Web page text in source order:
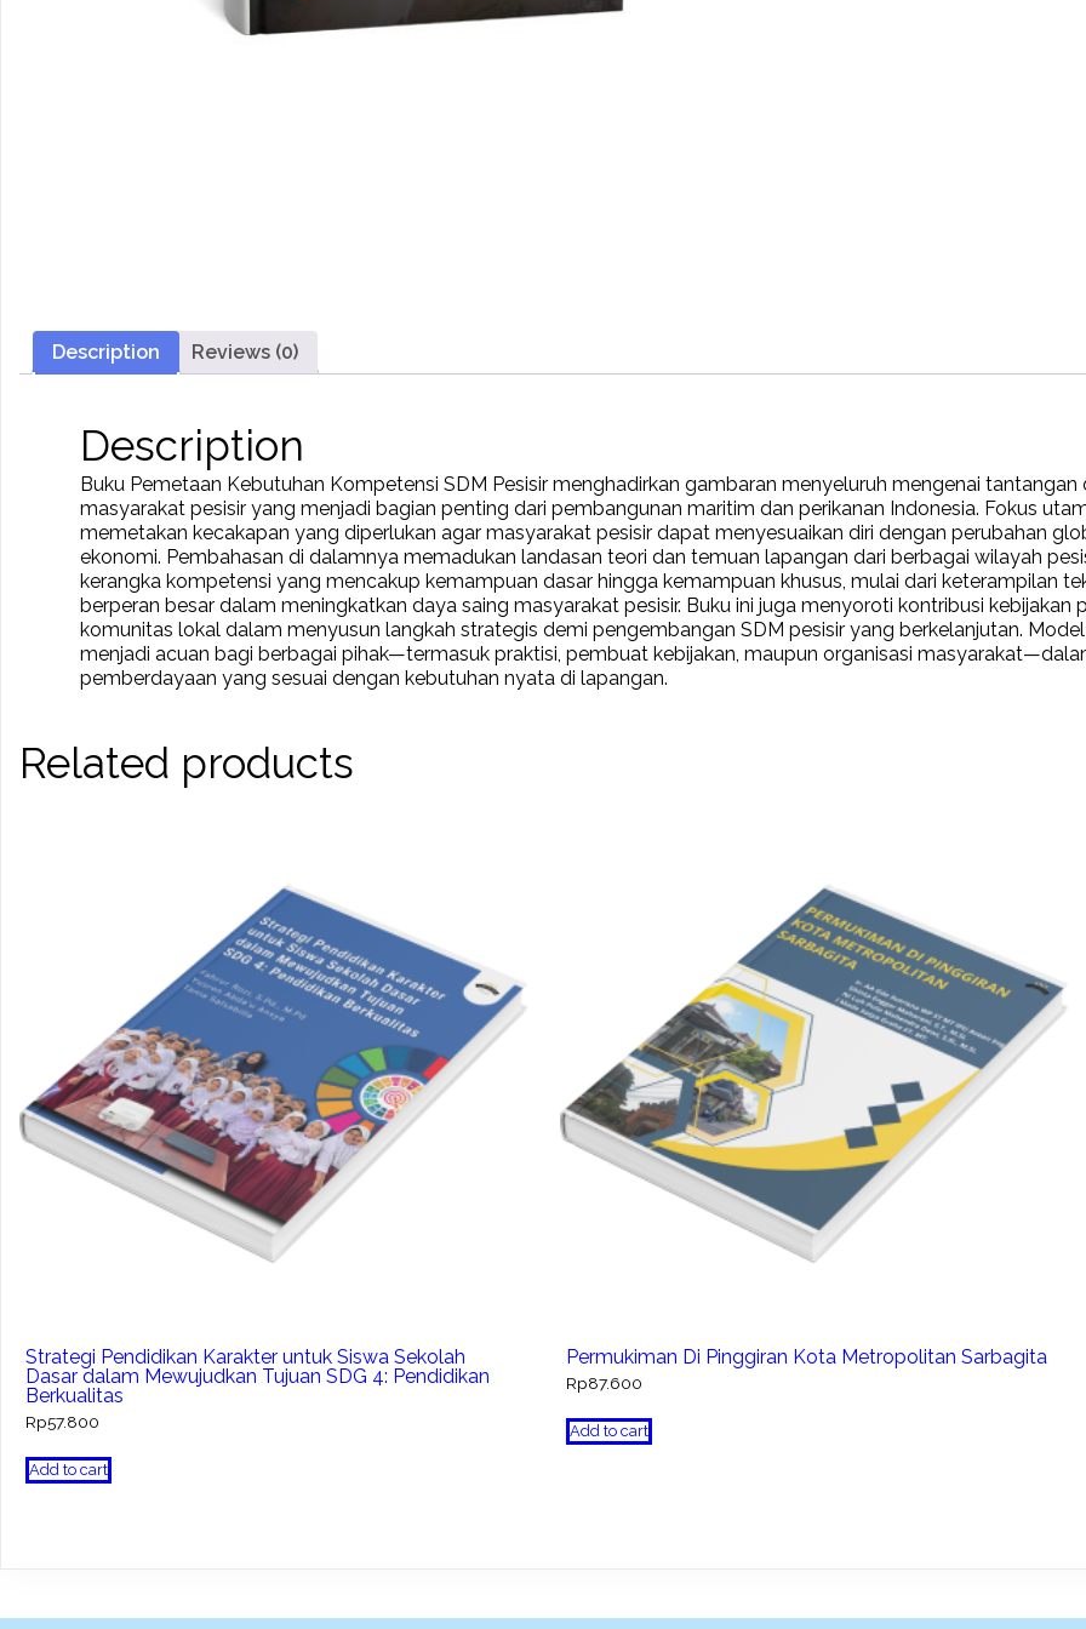
Description Reviews (0)
Description
Buku Pemetaan Kebutuhan Kompetensi SDM Pesisir menghadirkan gambaran menyeluruh mengenai
masyarakat pesisir yang menjadi bagian penting dari pembangunan maritim dan perikanan Indonesia. Fokus
memetakan kecakapan yang diperlukan agar masyarakat pesisir dapat menyesuaikan diri dengan perubahan
ekonomi. Pembahasan di dalamnya memadukan landasan teori dan temuan lapangan dari berbagai wilayah
kerangka kompetensi yang mencakup kemampuan dasar hingga kemampuan khusus, mulai dari keterampilan
berperan besar dalam meningkatkan daya saing masyarakat pesisir. Buku ini juga menyoroti kontribusi
komunitas lokal dalam menyusun langkah strategis demi pengembangan SDM pesisir yang berkelanjutan.
menjadi acuan bagi berbagai pihak—termasuk praktisi, pembuat kebijakan, maupun organisasi
pemberdayaan yang sesuai dengan kebutuhan nyata di lapangan.
Related products
Strategi Pendidikan Karakter untuk Siswa Sekolah
Dasar dalam Mewujudkan Tujuan SDG 4: Pendidikan
Berkualitas
Rp57.800
Add to cart
Permukiman Di Pinggiran Kota Metropolitan Sarbagita
Rp87.600
Add to cart